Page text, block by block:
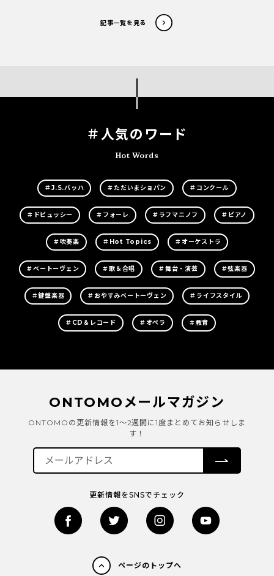
記事一覧を見る
＃人気のワード
Hot Words
＃J.S.バッハ ＃ただいまショパン ＃コンクール
＃ドビュッシー ＃フォーレ ＃ラフマニノフ ＃ピアノ
＃吹奏楽 ＃Hot Topics ＃オーケストラ
＃ベートーヴェン ＃歌＆合唱 ＃舞台・演芸 ＃弦楽器
＃鍵盤楽器 ＃おやすみベートーヴェン ＃ライフスタイル
＃CD＆レコード ＃オペラ ＃教育
ONTOMOメールマガジン
ONTOMOの更新情報を1～2週間に1度まとめてお知らせしま
す！
更新情報をSNSでチェック
ページのトップへ